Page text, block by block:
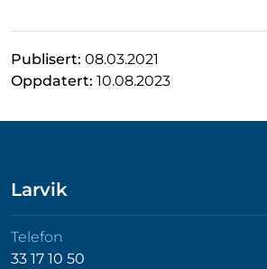
Publisert: 08.03.2021
Oppdatert: 10.08.2023
Larvik
Telefon
33 17 10 50